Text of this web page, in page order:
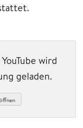
wird
geladen.